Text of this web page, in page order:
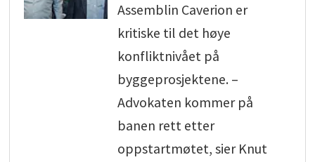
Assemblin Caverion er
kritiske til det høye
konfliktnivået på
byggeprosjektene. –
Advokaten kommer på
banen rett etter
oppstartmøtet, sier Knut